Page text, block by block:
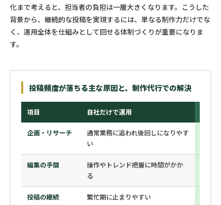
化まで考えると、担当者の負担は一層大きくなります。こうした
背景から、継続的な投稿を実現するには、単なる制作力だけでな
く、運用全体を仕組みとして回せる体制づくりが重要になりま
す。
投稿頻度が落ちる主な原因と、制作代行での解決
項目 自社だけで運用
企画・リサーチ
通常業務に追われ後回しになりやす
い
編集の手間
操作やトレンド把握に時間がかか
る
投稿の継続 繁忙期に止まりやすい